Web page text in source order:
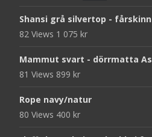
priset
var:
priset
Shansi grå silvertop - fårskinn
82 Views 1 075 kr
Mammut svart - dörrmatta
81 Views 899 kr
Rope navy/natur
80 Views 400 kr